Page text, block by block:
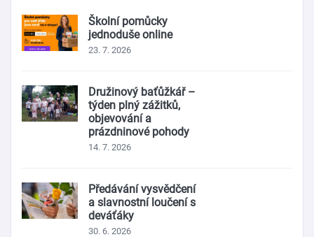
Školní pomůcky
jednoduše online
23. 7. 2026
Družinový baťůžkář –
týden plný zážitků,
objevování a
prázdninové pohody
14. 7. 2026
Předávání vysvědčení
a slavnostní loučení s
deváťáky
30. 6. 2026